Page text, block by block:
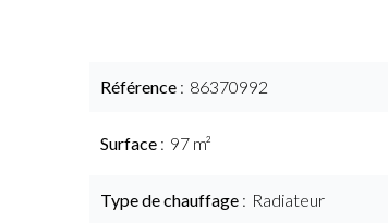
Référence 86370992
Surface 97 m²
Type de chauffage Radiateur